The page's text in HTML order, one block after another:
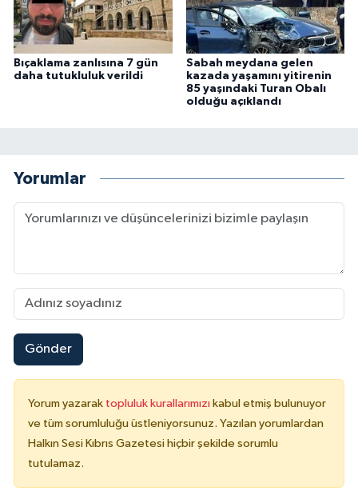
Bıçaklama zanlısına 7 gün
daha tutukluluk verildi
Sabah meydana gelen
kazada yaşamını yitirenin
85 yaşındaki Turan Obalı
olduğu açıklandı
Yorumlar
Gönder
Yorum yazarak topluluk kurallarımızı kabul etmiş bulunuyor
ve tüm sorumluluğu üstleniyorsunuz. Yazılan yorumlardan
Halkın Sesi Kıbrıs Gazetesi hiçbir şekilde sorumlu
tutulamaz.